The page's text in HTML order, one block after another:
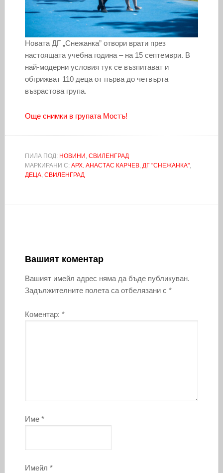
Новата ДГ „Снежанка” отвори врати през
настоящата учебна година – на 15 септември. В
най-модерни условия тук се възпитават и
обгрижват 110 деца от първа до четвърта
възрастова група.
Още снимки в групата Мостъ!
ПИЛА ПОД: НОВИНИ , СВИЛЕНГРАД
МАРКИРАНИ С: АРХ. АНАСТАС КАРЧЕВ, ДГ "СНЕЖАНКА",
ДЕЦА, СВИЛЕНГРАД
Вашият коментар
Вашият имейл адрес няма да бъде публикуван.
Задължителните полета са отбелязани с *
Коментар: *
Име *
Имейл *